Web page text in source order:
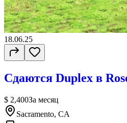
18.06.25
Сдаются Duplex в
$ 2,400За месяц
Sacramento, CA